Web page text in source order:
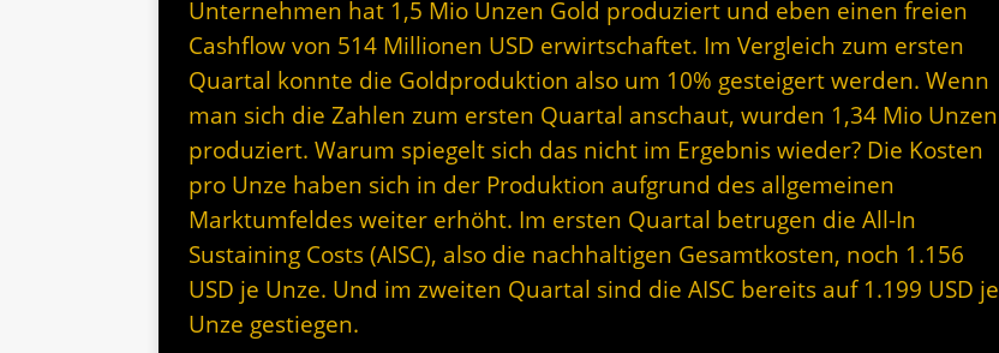
Unternehmen hat 1,5 Mio Unzen Gold produziert und eben einen freien
Cashflow von 514 Millionen USD erwirtschaftet. Im Vergleich zum ersten
Quartal konnte die Goldproduktion also um 10% gesteigert werden. Wenn
man sich die Zahlen zum ersten Quartal anschaut, wurden 1,34 Mio Unzen
produziert. Warum spiegelt sich das nicht im Ergebnis wieder? Die Kosten
pro Unze haben sich in der Produktion aufgrund des allgemeinen
Marktumfeldes weiter erhöht. Im ersten Quartal betrugen die All-In
Sustaining Costs (AISC), also die nachhaltigen Gesamtkosten, noch 1.156
USD je Unze. Und im zweiten Quartal sind die AISC bereits auf 1.199 USD je
Unze gestiegen.